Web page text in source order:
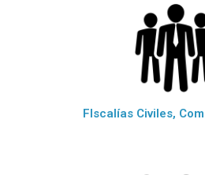
FIscalías Civiles,